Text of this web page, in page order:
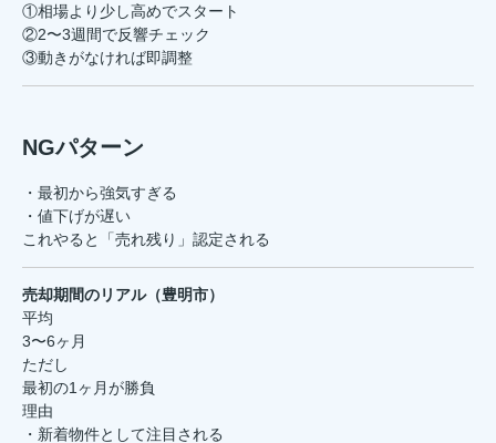
①相場より少し高めでスタート
②2〜3週間で反響チェック
③動きがなければ即調整
NGパターン
・最初から強気すぎる
・値下げが遅い
これやると「売れ残り」認定される
売却期間のリアル（豊明市）
平均
3〜6ヶ月
ただし
最初の1ヶ月が勝負
理由
・新着物件として注目される